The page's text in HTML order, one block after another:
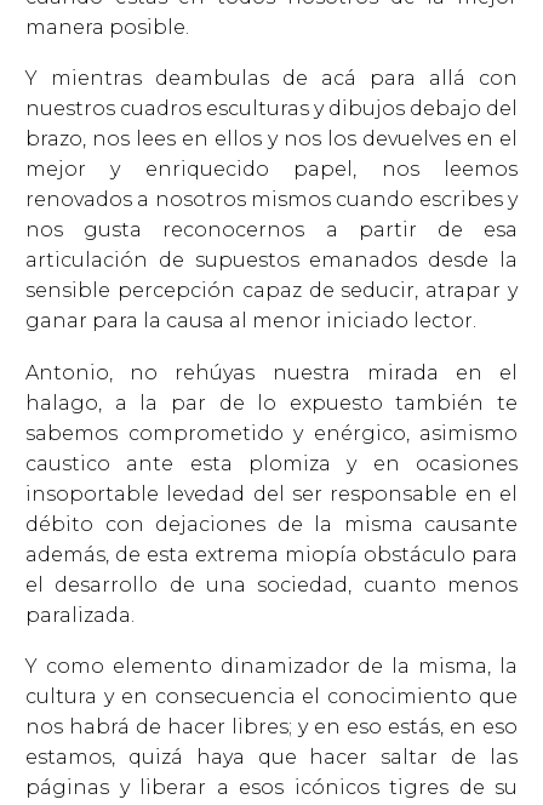
manera posible.
Y mientras deambulas de acá para allá con
nuestros cuadros esculturas y dibujos debajo del
brazo, nos lees en ellos y nos los devuelves en el
mejor y enriquecido papel, nos leemos
renovados a nosotros mismos cuando escribes y
nos gusta reconocernos a partir de esa
articulación de supuestos emanados desde la
sensible percepción capaz de seducir, atrapar y
ganar para la causa al menor iniciado lector.
Antonio, no rehúyas nuestra mirada en el
halago, a la par de lo expuesto también te
sabemos comprometido y enérgico, asimismo
caustico ante esta plomiza y en ocasiones
insoportable levedad del ser responsable en el
débito con dejaciones de la misma causante
además, de esta extrema miopía obstáculo para
el desarrollo de una sociedad, cuanto menos
paralizada.
Y como elemento dinamizador de la misma, la
cultura y en consecuencia el conocimiento que
nos habrá de hacer libres; y en eso estás, en eso
estamos, quizá haya que hacer saltar de las
páginas y liberar a esos icónicos tigres de su